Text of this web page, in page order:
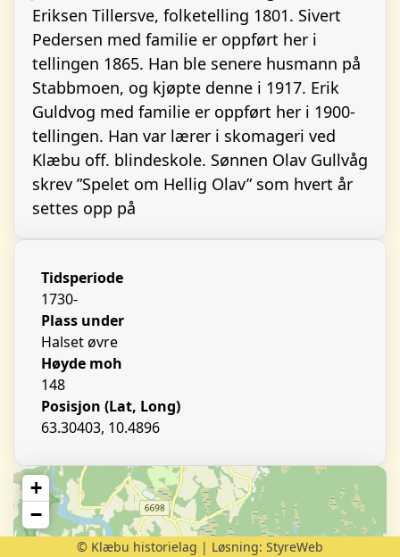
Eriksen Tillersve, folketelling 1801. Sivert
Pedersen med familie er oppført her i
tellingen 1865. Han ble senere husmann på
Stabbmoen, og kjøpte denne i 1917. Erik
Guldvog med familie er oppført her i 1900-
tellingen. Han var lærer i skomageri ved
Klæbu off. blindeskole. Sønnen Olav Gullvåg
skrev ”Spelet om Hellig Olav” som hvert år
settes opp på
Tidsperiode
1730-
Plass under
Halset øvre
Høyde moh
148
Posisjon (Lat, Long)
63.30403, 10.4896
+
−
© Klæbu historielag | Løsning: StyreWeb